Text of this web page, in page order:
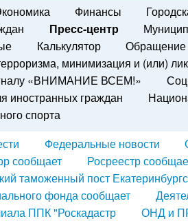
Финансы
Пресс-центр
Калькулятор
минимизация и (или)
«ВНИМАНИЕ ВСЕМ!»
иностранных граждан
спорта
Федеральные новости
сообщает
Росреестр
таможенный пост
фонда сообщает
ППК "Роскадастр
ОНД и